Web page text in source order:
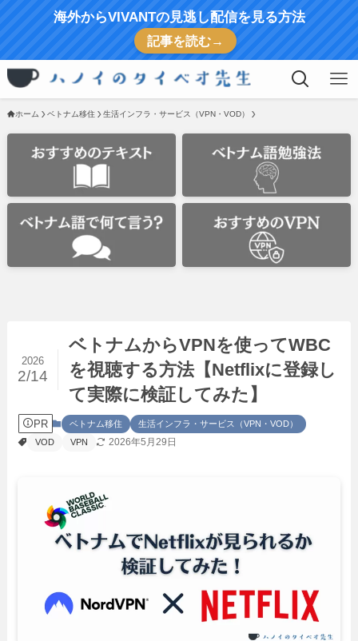
海外からVIVANTの見逃し配信を見る方法
記事を読む→
ホーム ベトナム移住 生活インフラ・サービス（VPN・VOD）
ベトナムからVPNを使ってWBC
を視聴する方法【Netflixに登録し
て実際に検証してみた】
2026
2/14
PR ベトナム移住
生活インフラ・サービス（VPN・VOD）
VOD
VPN 2026年5月29日